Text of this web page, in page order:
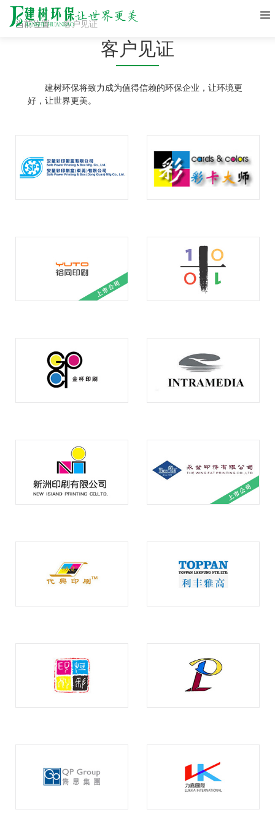
当前位置 客户见证
客户见证
建树环保将致力成为值得信赖的环保企业，让环境更
好，让世界更美。